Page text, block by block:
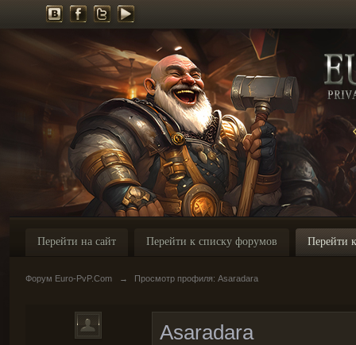
Перейти на сайт Перейти к списку форумов Перейти
Форум Euro-PvP.Com → Просмотр профиля: Asaradara
Asaradara